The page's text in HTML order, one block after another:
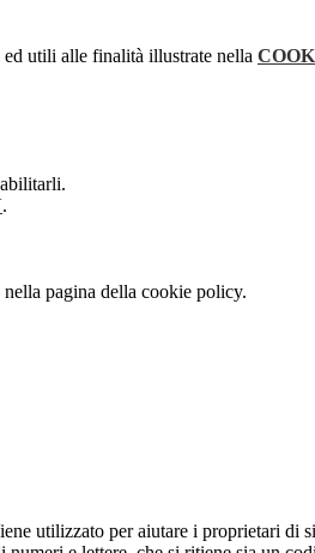
utili alle finalità illustrate nella
.
pagina della cookie policy.
utilizzato per aiutare i proprietari di